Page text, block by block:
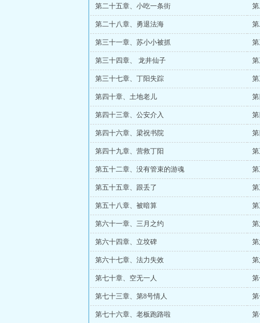
第二十五章、小吃一条街
第二十八章、勇退法海
第三十一章、苏小小被抓
第三十四章、 龙井仙子
第三十七章、丁阳失踪
第四十章、土地老儿
第四十三章、公安介入
第四十六章、梁祝书院
第四十九章、营救丁阳
第五十二章、没有管束的游魂
第五十五章、跟丢了
第五十八章、被暗算
第六十一章、三月之约
第六十四章、立坟碑
第六十七章、法力失效
第七十章、空无一人
第七十三章、第8号情人
第七十六章、老板跑路啦